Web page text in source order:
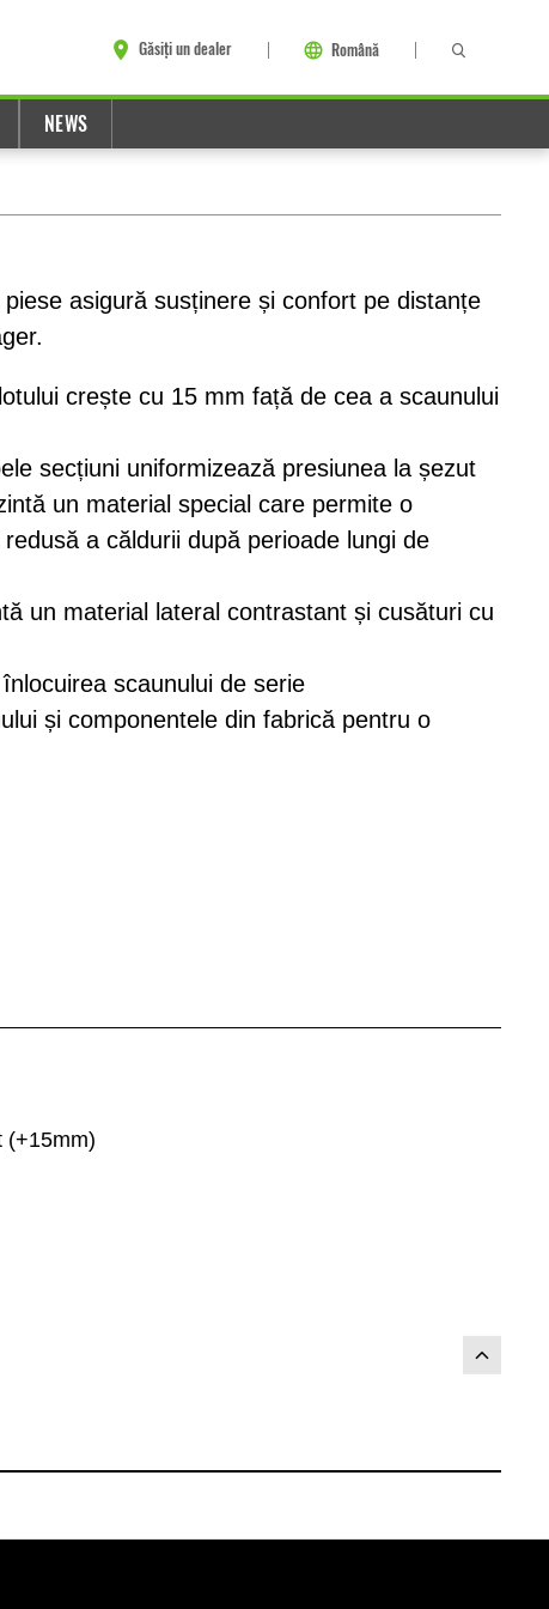
Găsiți un dealer Română
NEWS
asigură susținere și confort pe distanțe
crește cu 15 mm față de cea a scaunului
secțiuni uniformizează presiunea la șezut
un material special care permite o
a căldurii după perioade lungi de
un material lateral contrastant și cusături cu
scaunului de serie
și componentele din fabrică pentru o
(+15mm)